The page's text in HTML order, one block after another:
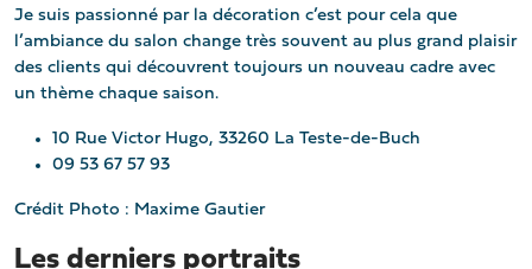
Je suis passionné par la décoration c’est pour cela que
l’ambiance du salon change très souvent au plus grand plaisir
des clients qui découvrent toujours un nouveau cadre avec
un thème chaque saison.
10 Rue Victor Hugo, 33260 La Teste-de-Buch
09 53 67 57 93
Crédit Photo : Maxime Gautier
Les derniers portraits